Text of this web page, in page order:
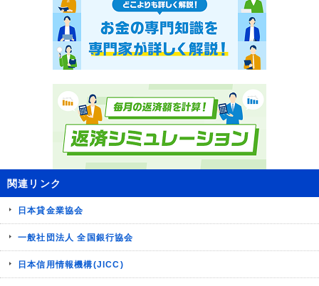
関連リンク
日本貸金業協会
一般社団法人 全国銀行協会
日本信用情報機構(JICC)